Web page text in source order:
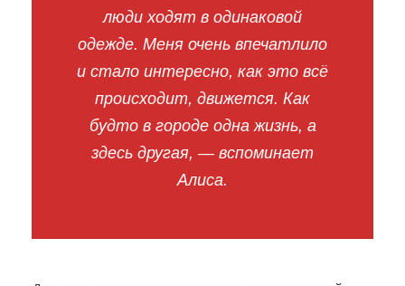
люди ходят в одинаковой
одежде. Меня очень впечатлило
и стало интересно, как это всё
происходит, движется. Как
будто в городе одна жизнь, а
здесь другая, — вспоминает
Алиса.